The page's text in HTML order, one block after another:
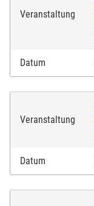
Veranstaltung
Datum
Veranstaltung
Datum